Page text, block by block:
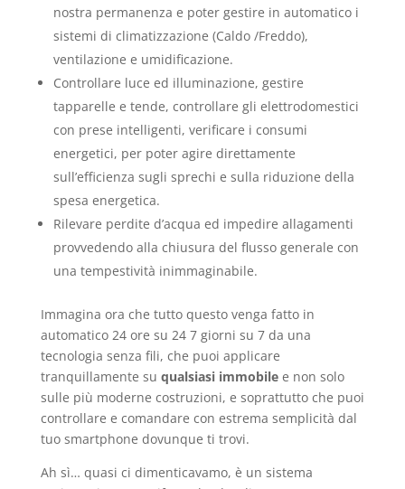
nostra permanenza e poter gestire in automatico i
sistemi di climatizzazione (Caldo /Freddo),
ventilazione e umidificazione.
Controllare luce ed illuminazione, gestire
tapparelle e tende, controllare gli elettrodomestici
con prese intelligenti, verificare i consumi
energetici, per poter agire direttamente
sull’efficienza sugli sprechi e sulla riduzione della
spesa energetica.
Rilevare perdite d’acqua ed impedire allagamenti
provvedendo alla chiusura del flusso generale con
una tempestività inimmaginabile.
Immagina ora che tutto questo venga fatto in
automatico 24 ore su 24 7 giorni su 7 da una
tecnologia senza fili, che puoi applicare
tranquillamente su qualsiasi immobile e non solo
sulle più moderne costruzioni, e soprattutto che puoi
controllare e comandare con estrema semplicità dal
tuo smartphone dovunque ti trovi.
Ah sì… quasi ci dimenticavamo, è un sistema